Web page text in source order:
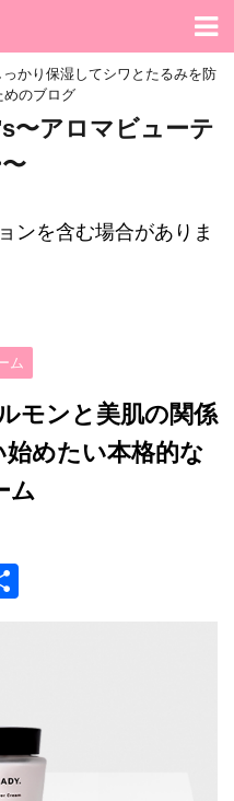
かり保湿してシワとたるみを防
めのブログ
〜アロマビューテ
ンを含む場合がありま
ム
モンと美肌の関係
めたい本格的な
ム